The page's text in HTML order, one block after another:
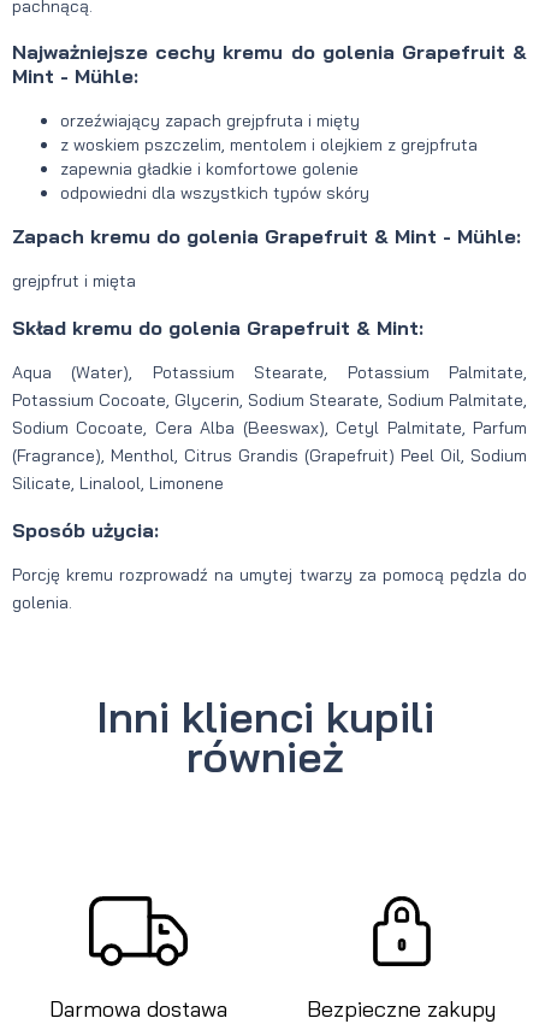
pachnącą.
Najważniejsze cechy kremu do golenia Grapefruit &
Mint - Mühle:
orzeźwiający zapach grejpfruta i mięty
z woskiem pszczelim, mentolem i olejkiem z grejpfruta
zapewnia gładkie i komfortowe golenie
odpowiedni dla wszystkich typów skóry
Zapach kremu do golenia Grapefruit & Mint - Mühle:
grejpfrut i mięta
Skład kremu do golenia Grapefruit & Mint:
Aqua (Water), Potassium Stearate, Potassium Palmitate,
Potassium Cocoate, Glycerin, Sodium Stearate, Sodium Palmitate,
Sodium Cocoate, Cera Alba (Beeswax), Cetyl Palmitate, Parfum
(Fragrance), Menthol, Citrus Grandis (Grapefruit) Peel Oil, Sodium
Silicate, Linalool, Limonene
Sposób użycia:
Porcję kremu rozprowadź na umytej twarzy za pomocą pędzla do
golenia.
Inni klienci kupili
również
Darmowa dostawa Bezpieczne zakupy